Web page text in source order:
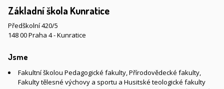
Základní škola Kunratice
Předškolní 420/5
148 00 Praha 4 - Kunratice
Jsme
Fakultní školou Pedagogické fakulty, Přírodovědecké fakulty,
Fakulty tělesné výchovy a sportu a Husitské teologické fakulty